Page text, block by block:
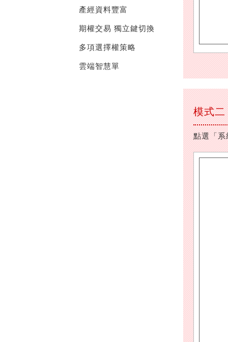
產經資料豐富
期權交易 獨立鍵切換
多項選擇權策略
雲端智慧單
模式二
點選「